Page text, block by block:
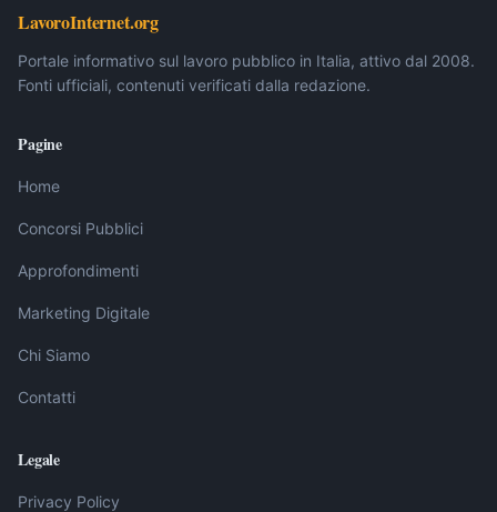
LavoroInternet.org
Portale informativo sul lavoro pubblico in Italia, attivo dal 2008.
Fonti ufficiali, contenuti verificati dalla redazione.
Pagine
Home
Concorsi Pubblici
Approfondimenti
Marketing Digitale
Chi Siamo
Contatti
Legale
Privacy Policy